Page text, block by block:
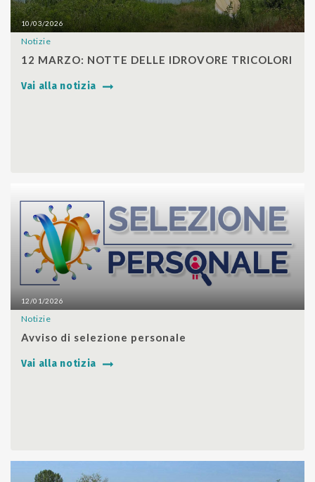
10/03/2026
Notizie
12 MARZO: NOTTE DELLE IDROVORE TRICOLORI
Vai alla notizia
12/01/2026
Notizie
Avviso di selezione personale
Vai alla notizia